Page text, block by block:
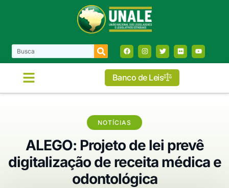
Banco de Leis
NOTÍCIAS
ALEGO: Projeto de lei prevê
digitalização de receita médica e
odontológica